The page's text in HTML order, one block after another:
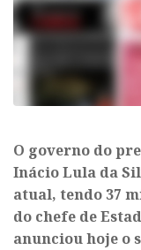
​O governo do
Inácio Lula da
atual, tendo 37
do chefe de
anunciou hoje o